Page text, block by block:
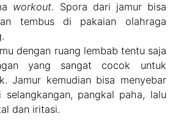
workout. Spora dari jamur bisa
tembus di pakaian olahraga
dengan ruang lembab tentu saja
yang sangat cocok untuk
Jamur kemudian bisa menyebar
pangkal paha, lalu
dan iritasi.